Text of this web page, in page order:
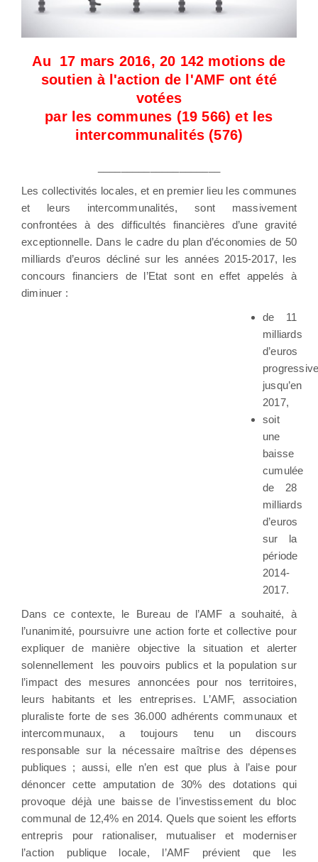
Au 17 mars 2016, 20 142 motions de
soutien à l'action de l'AMF ont été
votées
par les communes (19 566) et les
intercommunalités (576)
Les collectivités locales, et en premier lieu les communes
et leurs intercommunalités, sont massivement
confrontées à des difficultés financières d’une gravité
exceptionnelle. Dans le cadre du plan d’économies de 50
milliards d’euros décliné sur les années 2015-2017, les
concours financiers de l’Etat sont en effet appelés à
diminuer :
de 11
milliards
d’euros
jusqu’en
2017,
soit
une
baisse
cumulée
de 28
milliards
d’euros
sur la
période
2014-
2017.
Dans ce contexte, le Bureau de l’AMF a souhaité, à
l’unanimité, poursuivre une action forte et collective pour
expliquer de manière objective la situation et alerter
solennellement les pouvoirs publics et la population sur
l’impact des mesures annoncées pour nos territoires,
leurs habitants et les entreprises. L’AMF, association
pluraliste forte de ses 36.000 adhérents communaux et
intercommunaux, a toujours tenu un discours
responsable sur la nécessaire maîtrise des dépenses
publiques ; aussi, elle n’en est que plus à l’aise pour
dénoncer cette amputation de 30% des dotations qui
provoque déjà une baisse de l’investissement du bloc
communal de 12,4% en 2014. Quels que soient les efforts
entrepris pour rationaliser, mutualiser et moderniser
l’action publique locale, l’AMF prévient que les